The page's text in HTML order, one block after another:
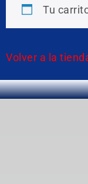
Tu
Volver a la